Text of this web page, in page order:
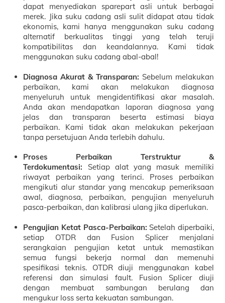
dapat menyediakan sparepart asli untuk berbagai
merek. Jika suku cadang asli sulit didapat atau tidak
ekonomis, kami hanya menggunakan suku cadang
alternatif berkualitas tinggi yang telah teruji
kompatibilitas dan keandalannya. Kami tidak
menggunakan suku cadang abal-abal!
Diagnosa Akurat & Transparan: Sebelum melakukan
perbaikan, kami akan melakukan diagnosa
menyeluruh untuk mengidentifikasi akar masalah.
Anda akan mendapatkan laporan diagnosa yang
jelas dan transparan beserta estimasi biaya
perbaikan. Kami tidak akan melakukan pekerjaan
tanpa persetujuan Anda terlebih dahulu.
Proses Perbaikan Terstruktur &
Terdokumentasi: Setiap alat yang masuk memiliki
riwayat perbaikan yang terinci. Proses perbaikan
mengikuti alur standar yang mencakup pemeriksaan
awal, diagnosa, perbaikan, pengujian menyeluruh
pasca-perbaikan, dan kalibrasi ulang jika diperlukan.
Pengujian Ketat Pasca-Perbaikan: Setelah diperbaiki,
setiap OTDR dan Fusion Splicer menjalani
serangkaian pengujian ketat untuk memastikan
semua fungsi bekerja normal dan memenuhi
spesifikasi teknis. OTDR diuji menggunakan kabel
referensi dan simulasi fault. Fusion Splicer diuji
dengan membuat sambungan berulang dan
mengukur loss serta kekuatan sambungan.